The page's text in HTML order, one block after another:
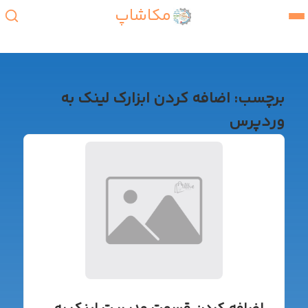
مکاشاپ
برچسب: اضافه کردن ابزارک لینک به
وردپرس